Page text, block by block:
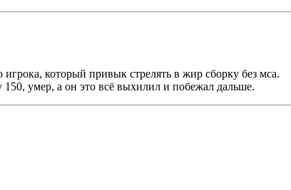
который привык стрелять в жир сборку без мса.
150, умер, а он это всё выхилил и побежал дальше.